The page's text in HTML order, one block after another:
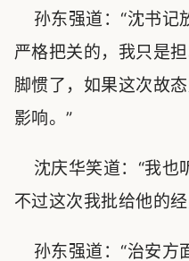
孙东强道：“沈书记
严格把关的，我只是
脚惯了，如果这次故
影响。”
沈庆华笑道：“我也
不过这次我批给他的
孙东强道：“治安方